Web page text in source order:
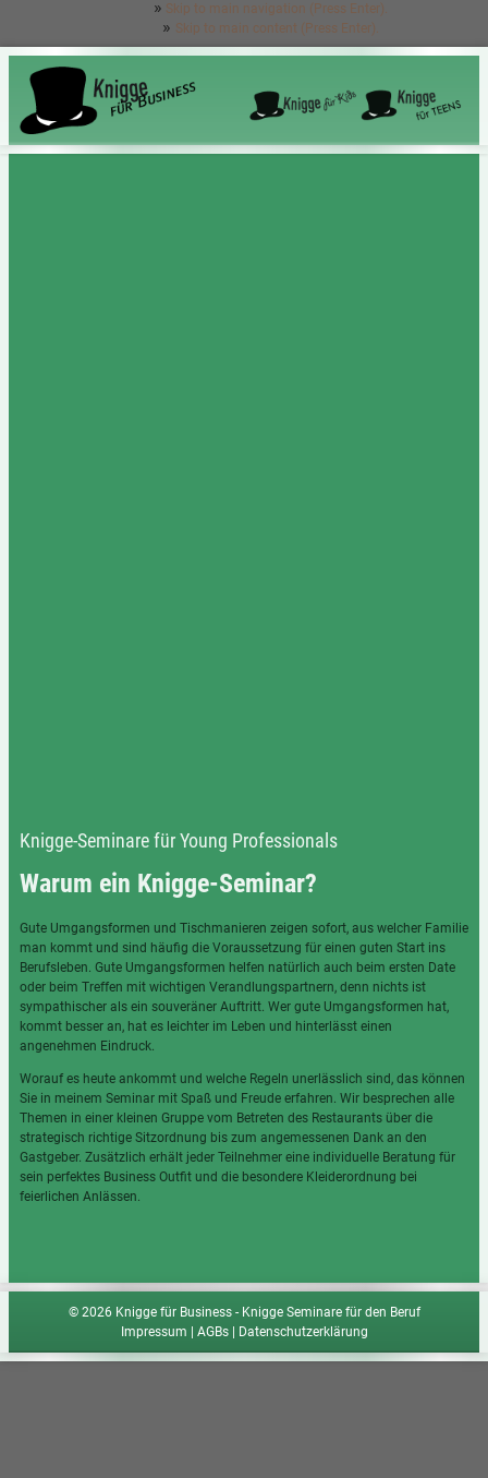
Skip to main navigation (Press Enter).
Skip to main content (Press Enter).
Knigge-Seminare für Young Professionals
Warum ein Knigge-Seminar?
Gute Umgangsformen und Tischmanieren zeigen sofort, aus welcher Familie
man kommt und sind häufig die Voraussetzung für einen guten Start ins
Berufsleben. Gute Umgangsformen helfen natürlich auch beim ersten Date
oder beim Treffen mit wichtigen Verandlungspartnern, denn nichts ist
sympathischer als ein souveräner Auftritt. Wer gute Umgangsformen hat,
kommt besser an, hat es leichter im Leben und hinterlässt einen
angenehmen Eindruck.
Worauf es heute ankommt und welche Regeln unerlässlich sind, das können
Sie in meinem Seminar mit Spaß und Freude erfahren. Wir besprechen alle
Themen in einer kleinen Gruppe vom Betreten des Restaurants über die
strategisch richtige Sitzordnung bis zum angemessenen Dank an den
Gastgeber. Zusätzlich erhält jeder Teilnehmer eine individuelle Beratung für
sein perfektes Business Outfit und die besondere Kleiderordnung bei
feierlichen Anlässen.
© 2026 Knigge für Business - Knigge Seminare für den Beruf
Impressum | AGBs | Datenschutzerklärung